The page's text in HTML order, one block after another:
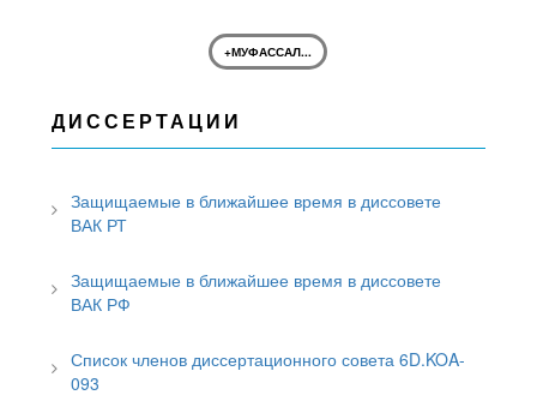
+МУФАССАЛ...
ДИССЕРТАЦИИ
Защищаемые в ближайшее время в диссовете
ВАК РТ
Защищаемые в ближайшее время в диссовете
ВАК РФ
Список членов диссертационного совета 6D.KOA-
093